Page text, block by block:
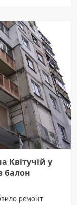
Квітучій у
балон
ремонт